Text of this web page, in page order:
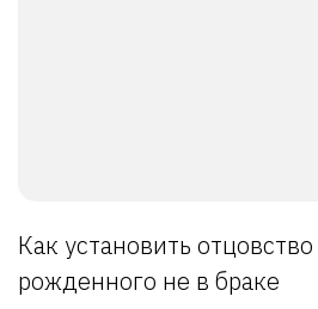
Как установить
рожденного не в браке